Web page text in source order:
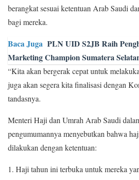
berangkat sesuai ketentuan Arab Saudi
bagi mereka.
Baca Juga PLN UID S2JB Raih
Marketing Champion Sumatera
“Kita akan bergerak cepat untuk
juga akan segera kita finalisasi dengan
tandasnya.
Menteri Haji dan Umrah Arab Saudi
pengumumannya menyebutkan bahwa
dilakukan dengan ketentuan:
Haji tahun ini terbuka untuk mereka